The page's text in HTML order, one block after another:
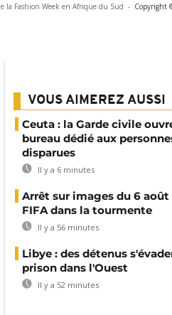
la Fashion Week en Afrique du Sud - Copyright
VOUS AIMEREZ AUSSI
Ceuta : la Garde civile
bureau dédié aux
disparues
Il y a 6 minutes
Arrêt sur images du 6 août
FIFA dans la tourmente
Il y a 56 minutes
Libye : des détenus
prison dans l'Ouest
Il y a 52 minutes